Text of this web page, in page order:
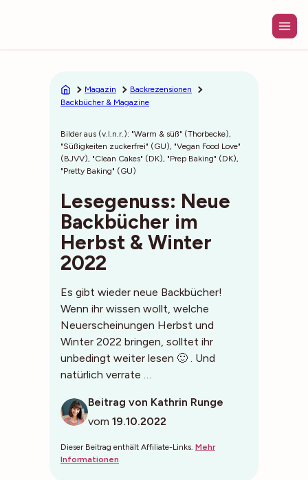
Magazin
Backrezensionen
Backbücher & Magazine
Bilder aus (v.l.n.r.): "Warm & süß" (Thorbecke),
"Süßigkeiten zuckerfrei" (GU), "Vegan Food Love"
(BJVV), "Clean Cakes" (DK), "Prep Baking" (DK),
"Pretty Baking" (GU)
Lesegenuss: Neue
Backbücher im
Herbst & Winter
2022
Es gibt wieder neue Backbücher!
Wenn ihr wissen wollt, welche
Neuerscheinungen Herbst und
Winter 2022 bringen, solltet ihr
unbedingt weiter lesen 🙂 . Und
natürlich verrate …
Beitrag von Kathrin Runge
vom 19.10.2022
Dieser Beitrag enthält Affiliate-Links. Mehr
Informationen